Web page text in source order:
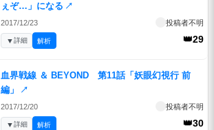
ぇぞ…」になる ↗
2017/12/23 投稿者不明
👑29
▼詳細 解析
血界戦線 ＆ BEYOND 第11話「妖眼幻視行 前
編」
↗
2017/12/20 投稿者不明
👑30
▼詳細 解析